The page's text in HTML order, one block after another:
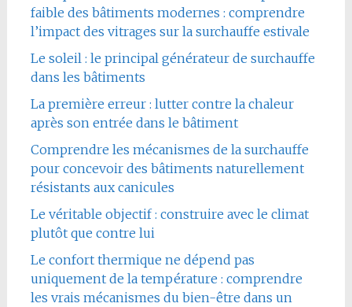
faible des bâtiments modernes : comprendre
l’impact des vitrages sur la surchauffe estivale
Le soleil : le principal générateur de surchauffe
dans les bâtiments
La première erreur : lutter contre la chaleur
après son entrée dans le bâtiment
Comprendre les mécanismes de la surchauffe
pour concevoir des bâtiments naturellement
résistants aux canicules
Le véritable objectif : construire avec le climat
plutôt que contre lui
Le confort thermique ne dépend pas
uniquement de la température : comprendre
les vrais mécanismes du bien-être dans un